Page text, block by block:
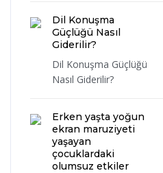
Dil Konuşma
Güçlüğü Nasıl
Giderilir?
Dil Konuşma Güçlüğü
Nasıl Giderilir?
Erken yaşta yoğun
ekran maruziyeti
yaşayan
çocuklardaki
olumsuz etkiler